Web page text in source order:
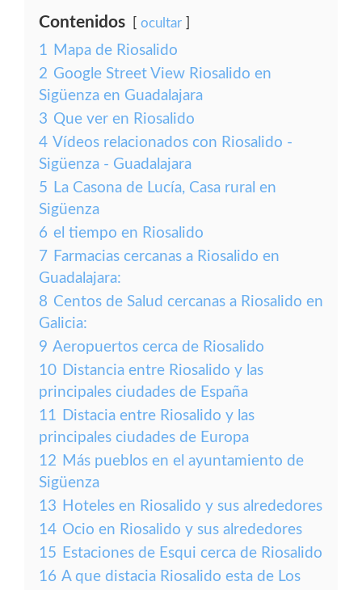
Contenidos ocultar
1 Mapa de Riosalido
2 Google Street View Riosalido en
Sigüenza en Guadalajara
3 Que ver en Riosalido
4 Vídeos relacionados con Riosalido -
Sigüenza - Guadalajara
5 La Casona de Lucía, Casa rural en
Sigüenza
6 el tiempo en Riosalido
7 Farmacias cercanas a Riosalido en
Guadalajara:
8 Centos de Salud cercanas a Riosalido en
Galicia:
9 Aeropuertos cerca de Riosalido
10 Distancia entre Riosalido y las
principales ciudades de España
11 Distacia entre Riosalido y las
principales ciudades de Europa
12 Más pueblos en el ayuntamiento de
Sigüenza
13 Hoteles en Riosalido y sus alrededores
14 Ocio en Riosalido y sus alrededores
15 Estaciones de Esqui cerca de Riosalido
16 A que distacia Riosalido esta de Los